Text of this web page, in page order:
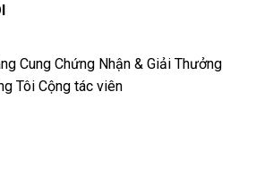
Cung Chứng Nhận & Giải Thưởng
Tôi Cộng tác viên